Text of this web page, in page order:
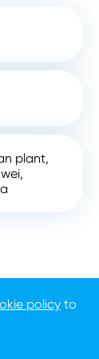
plant,
policy to